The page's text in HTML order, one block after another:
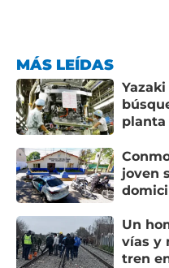
MÁS LEÍDAS
planta
joven
Un
vías y
tren